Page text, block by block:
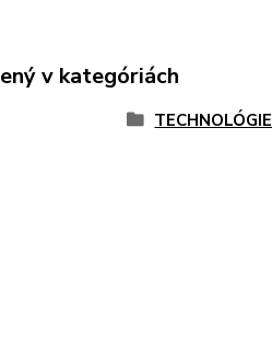
v kategóriách
TECHNOLÓGIE